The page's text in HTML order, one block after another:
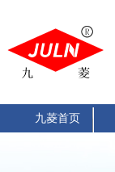
九菱首页